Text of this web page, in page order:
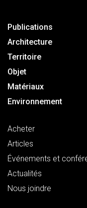
Publications
Architecture
Territoire
Objet
Matériaux
Environnement
Acheter
Articles
Événements et
Actualités
Nous joindre